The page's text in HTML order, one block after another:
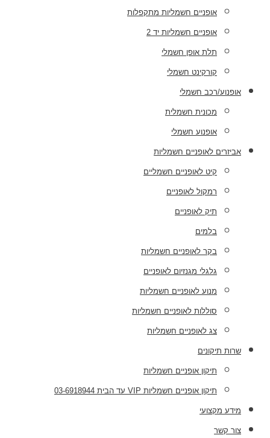
אופניים חשמליות מתקפלות
אופניים חשמליות יד 2
תלת אופן חשמלי
קורקינט חשמלי
אופנוע/רכב חשמלי
מכונית חשמלית
אופנוע חשמלי
אביזרים לאופניים חשמליות
קיט לאופניים חשמליים
רמקול לאופניים
תיק לאופניים
בלמים
בקר לאופניים חשמליות
גלגלי מגנזיום לאופניים
מנוע לאופניים חשמליות
סוללות לאופניים חשמליות
צג לאופניים חשמליות
שרות תיקונים
תיקון אופניים חשמליות
תיקון אופניים חשמליות VIP עד הבית 03-6918944
מידע מקצועי
צור קשר